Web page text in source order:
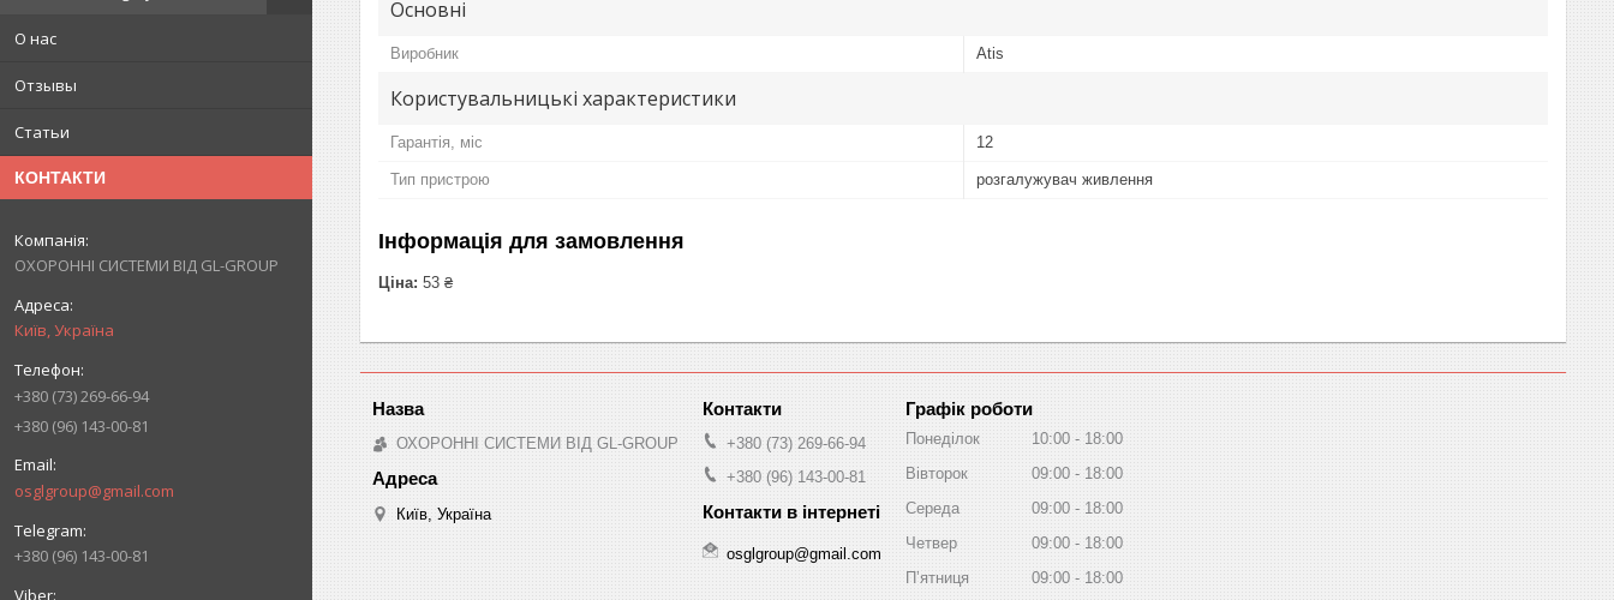
О нас
Отзывы
Статьи
КОНТАКТИ
ОХОРОННІ СИСТЕМИ ВІД GL-GROUP
Київ, Україна
+380 (73) 269-66-94
+380 (96) 143-00-81
osglgroup@gmail.com
+380 (96) 143-00-81
Основні
Виробник Atis
Користувальницькі характеристики
Гарантія, міс 12
Тип пристрою розгалужувач живлення
Інформація для замовлення
Ціна: 53 ₴
ОХОРОННІ СИСТЕМИ ВІД GL-GROUP
Київ, Україна
+380 (73) 269-66-94
+380 (96) 143-00-81
osglgroup@gmail.com
Графік роботи
Понеділок 10:00
18:00
Вівторок
09:00
18:00
Середа
09:00
18:00
Четвер
09:00
18:00
Пʼятниця
09:00 18:00